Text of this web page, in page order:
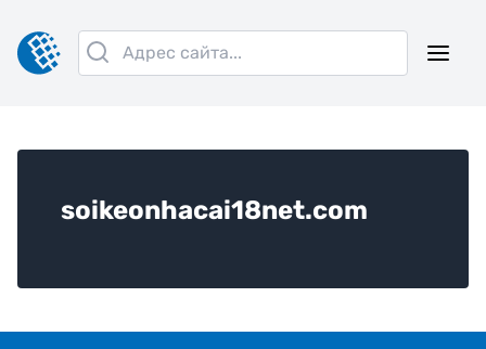
soikeonhacai18net.com